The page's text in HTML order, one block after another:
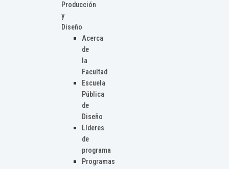
Producción
y
Diseño
Acerca
de
la
Facultad
Escuela
Pública
de
Diseño
Líderes
de
programa
Programas